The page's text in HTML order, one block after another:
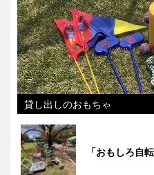
貸し出しのおもちゃ
「おもしろ自転